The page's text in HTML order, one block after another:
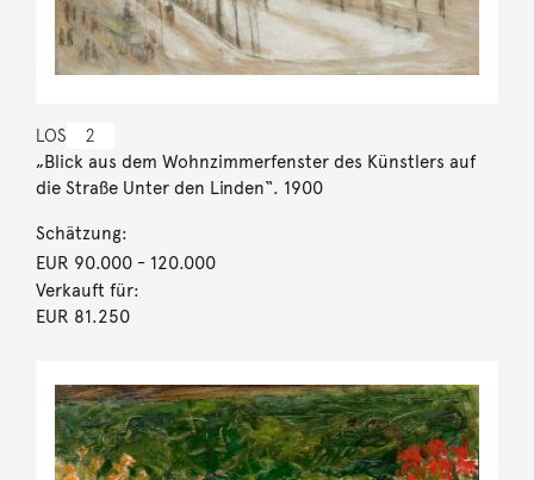
LOS 2
„Blick aus dem Wohnzimmerfenster des Künstlers auf
die Straße Unter den Linden“. 1900
Schätzung:
EUR 90.000- 120.000
Verkauft für:
EUR 81.250